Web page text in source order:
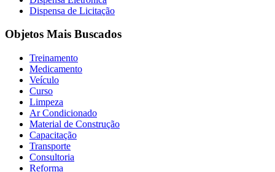
Dispensa de Licitação
Objetos Mais Buscados
Treinamento
Medicamento
Veículo
Curso
Limpeza
Ar Condicionado
Material de Construção
Capacitação
Transporte
Consultoria
Reforma